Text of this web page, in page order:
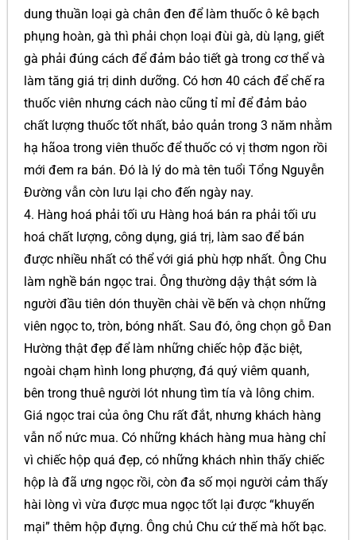
dung thuần loại gà chân đen để làm thuốc ô kê bạch
phụng hoàn, gà thì phải chọn loại đùi gà, dù lạng, giết
gà phải đúng cách để đảm bảo tiết gà trong cơ thể và
làm tăng giá trị dinh dưỡng. Có hơn 40 cách để chế ra
thuốc viên nhưng cách nào cũng tỉ mỉ để đảm bảo
chất lượng thuốc tốt nhất, bảo quản trong 3 năm nhằm
hạ hãoa trong viên thuốc để thuốc có vị thơm ngon rồi
mới đem ra bán. Đó là lý do mà tên tuổi Tổng Nguyễn
Đường vẫn còn lưu lại cho đến ngày nay.
4. Hàng hoá phải tối ưu Hàng hoá bán ra phải tối ưu
hoá chất lượng, công dụng, giá trị, làm sao để bán
được nhiều nhất có thể với giá phù hợp nhất. Ông Chu
làm nghề bán ngọc trai. Ông thường dậy thật sớm là
người đầu tiên dón thuyền chài về bến và chọn những
viên ngọc to, tròn, bóng nhất. Sau đó, ông chọn gỗ Đan
Hường thật đẹp để làm những chiếc hộp đặc biệt,
ngoài chạm hình long phượng, đá quý viêm quanh,
bên trong thuê người lót nhung tìm tía và lông chim.
Giá ngọc trai của ông Chu rất đắt, nhưng khách hàng
vẫn nổ nức mua. Có những khách hàng mua hàng chỉ
vì chiếc hộp quá đẹp, có những khách nhìn thấy chiếc
hộp là đã ưng ngọc rồi, còn đa số mọi người cảm thấy
hài lòng vì vừa được mua ngọc tốt lại được “khuyến
mại” thêm hộp đựng. Ông chủ Chu cứ thế mà hốt bạc.